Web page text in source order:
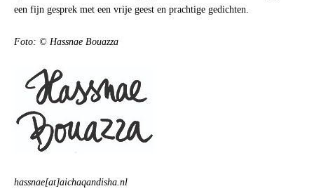
een fijn gesprek met een vrije geest en prachtige gedichten.
Foto: © Hassnae Bouazza
hassnae[at]aichaqandisha.nl